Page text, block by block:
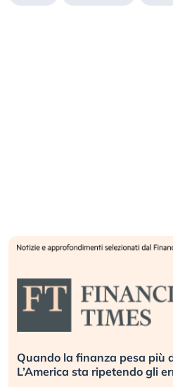
Russia e Cina pronti a
investitori stanno